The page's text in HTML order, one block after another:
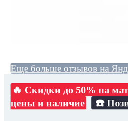
Еще больше отзывов на
🔥 Скидки до 50% на
цены и наличие
☎️